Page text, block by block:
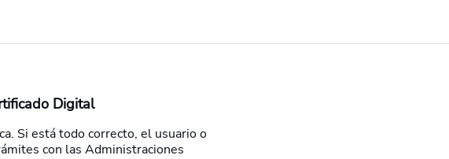
Digital
Si está todo correcto, el usuario o
con las Administraciones